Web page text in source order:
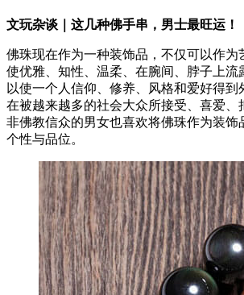
文玩杂谈｜这几种佛手串，男士最旺运！
佛珠现在作为一种装饰品，不仅可以作为
使优雅、知性、温柔、在腕间、脖子上流
以使一个人信仰、修养、风格和爱好得到
在被越来越多的社会大众所接受、喜爱、
非佛教信众的男女也喜欢将佛珠作为装饰
个性与品位。